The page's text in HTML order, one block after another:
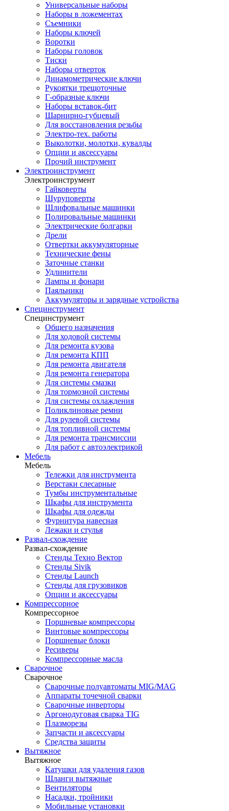
Универсальные наборы
Наборы в ложементах
Съемники
Наборы ключей
Воротки
Наборы головок
Тиски
Наборы отверток
Динамометрические ключи
Рукоятки трещоточные
Г-образные ключи
Наборы вставок-бит
Шарнирно-губцевый
Для восстановления резьбы
Электро-тех. работы
Выколотки, молотки, кувалды
Опции и аксессуары
Прочий инструмент
Электроинструмент
Электроинструмент
Гайковерты
Шуруповерты
Шлифовальные машинки
Полировальные машинки
Электрические болгарки
Дрели
Отвертки аккумуляторные
Технические фены
Заточные станки
Удлинители
Лампы и фонари
Паяльники
Аккумуляторы и зарядные устройства
Специнструмент
Специнструмент
Общего назначения
Для ходовой системы
Для ремонта кузова
Для ремонта КПП
Для ремонта двигателя
Для ремонта генератора
Для системы смазки
Для тормозной системы
Для системы охлаждения
Поликлиновые ремни
Для рулевой системы
Для топливной системы
Для ремонта трансмиссии
Для работ с автоэлектрикой
Мебель
Мебель
Тележки для инструмента
Верстаки слесарные
Тумбы инструментальные
Шкафы для инструмента
Шкафы для одежды
Фурнитура навесная
Лежаки и стулья
Развал-схождение
Развал-схождение
Стенды Техно Вектор
Стенды Sivik
Стенды Launch
Стенды для грузовиков
Опции и аксессуары
Компрессорное
Компрессорное
Поршневые компрессоры
Винтовые компрессоры
Поршневые блоки
Ресиверы
Компрессорные масла
Сварочное
Сварочное
Сварочные полуавтоматы MIG/MAG
Аппараты точечной сварки
Сварочные инверторы
Аргонодуговая сварка TIG
Плазморезы
Запчасти и аксессуары
Средства защиты
Вытяжное
Вытяжное
Катушки для удаления газов
Шланги вытяжные
Вентиляторы
Насадки, тройники
Мобильные установки